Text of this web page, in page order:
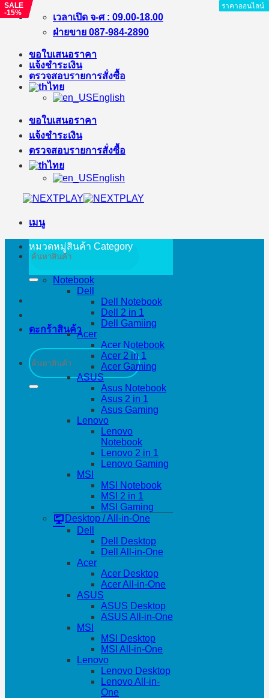
ข้าม
เนื้อหา
เวลาเปิด จ-ศ : 09.00-18.00
ฝ่ายขาย 087-984-2890
ขอใบเสนอราคา
แจ้งชำระเงิน
ตรวจสอบรายการสั่งซื้อ
ไทย
English
ขอใบเสนอราคา
แจ้งชำระเงิน
ตรวจสอบรายการสั่งซื้อ
ไทย
English
เมนู
ค้นหา:
ตะกร้าสินค้า
ค้นหา:
หมวดหมู่สินค้า Category
Notebook
Dell
Dell Notebook
Dell 2 in 1
Dell Gamiing
Acer
Acer Notebook
Acer 2 in 1
Acer Gaming
ASUS
Asus Notebook
Asus 2 in 1
Asus Gaming
Lenovo
Lenovo
Notebook
Lenovo 2 in 1
Lenovo Gaming
MSI
MSI Notebook
MSI 2 in 1
MSI Gaming
Desktop / All-in-One
Dell
Dell Desktop
Dell All-in-One
Acer
Acer Desktop
Acer All-in-One
ASUS
ASUS Desktop
ASUS All-in-One
MSI
MSI Desktop
MSI All-in-One
Lenovo
Lenovo Desktop
Lenovo All-in-
One
SALE
-15%
ราคาออนไลน์
ราคาออนไลน์
ราคาออนไลน์
ราคาออนไลน์
ราคาออนไลน์
SALE
-%
ราคาออนไลน์
SALE
-%
ราคาออนไลน์
ราคาออนไลน์